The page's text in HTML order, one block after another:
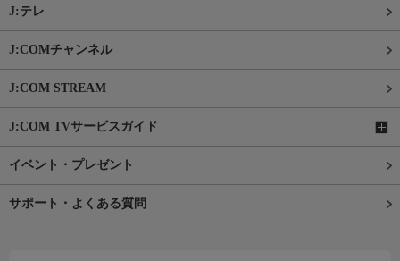
J:テレ
J:COMチャンネル
J:COM STREAM
J:COM TVサービスガイド
イベント・プレゼント
サポート・よくある質問